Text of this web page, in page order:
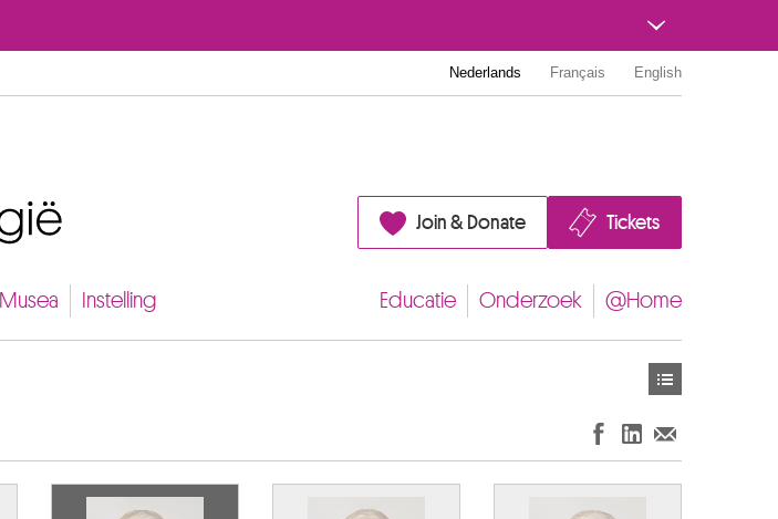
Nederlands Français English
Join & Donate Tickets
Musea Instelling Educatie Onderzoek @Home